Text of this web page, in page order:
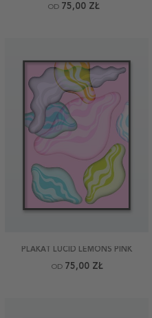
OD 75,00 ZŁ
PLAKAT LUCID LEMONS PINK
OD 75,00 ZŁ